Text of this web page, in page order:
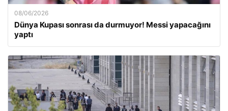
08/06/2026
Dünya Kupası sonrası da durmuyor! Messi yapacağını
yaptı